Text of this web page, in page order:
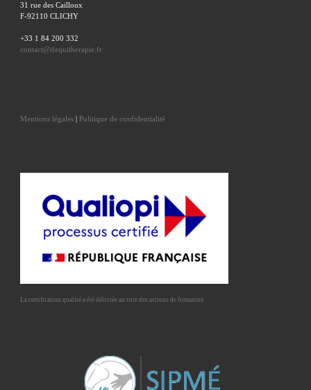
31 rue des Cailloux
F-92110 CLICHY
+33 1 84 200 332
contact@ifequitherapie.fr
Mentions légales| Politique de confidentialité
La certification qualité a été délivrée au titre des actions de formation